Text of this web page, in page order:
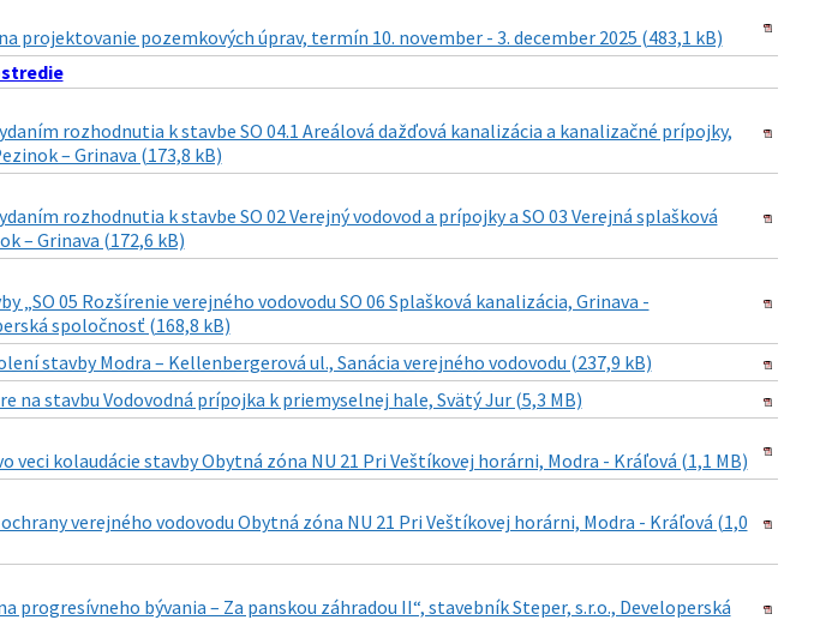
projektovanie pozemkových úprav, termín 10. november - 3. december 2025 (483,1 kB)
rozhodnutia k stavbe SO 04.1 Areálová dažďová kanalizácia a kanalizačné prípojky,
– Grinava (173,8 kB)
rozhodnutia k stavbe SO 02 Verejný vodovod a prípojky a SO 03 Verejná splašková
– Grinava (172,6 kB)
05 Rozšírenie verejného vodovodu SO 06 Splašková kanalizácia, Grinava -
spoločnosť (168,8 kB)
stavby Modra – Kellenbergerová ul., Sanácia verejného vodovodu (237,9 kB)
na stavbu Vodovodná prípojka k priemyselnej hale, Svätý Jur (5,3 MB)
veci kolaudácie stavby Obytná zóna NU 21 Pri Veštíkovej horárni, Modra - Kráľová (1,1 MB)
verejného vodovodu Obytná zóna NU 21 Pri Veštíkovej horárni, Modra - Kráľová (1,0
progresívneho bývania – Za panskou záhradou II“, stavebník Steper, s.r.o., Developerská